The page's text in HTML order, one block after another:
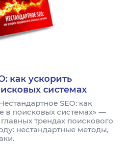
как ускорить
системах
SEO: как
в поисковых системах» —
трендах поискового
нестандартные методы,